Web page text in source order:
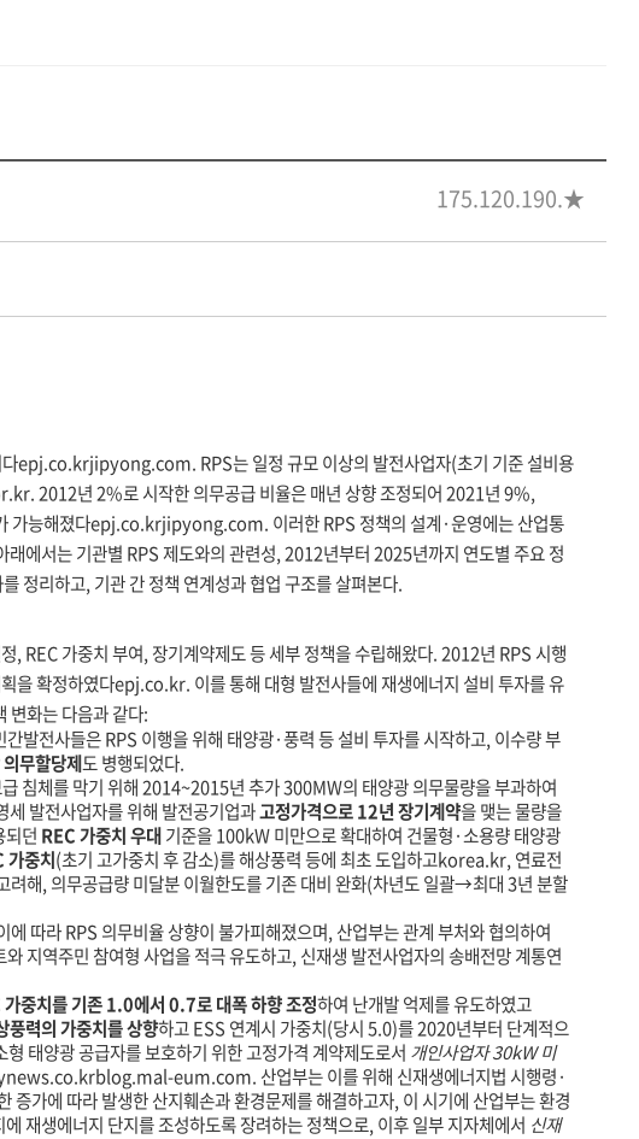
이용안내 행사안내
175.120.190.★
epj.co.krjipyong.com. RPS는 일정 규모 이상의 발전사업자(초기 기준 설비용
. 2012년 2%로 시작한 의무공급 비율은 매년 상향 조정되어 2021년 9%,
가능해졌다epj.co.krjipyong.com. 이러한 RPS 정책의 설계·운영에는 산업통
래에서는 기관별 RPS 제도와의 관련성, 2012년부터 2025년까지 연도별 주요 정
정리하고, 기관 간 정책 연계성과 협업 구조를 살펴본다.
REC 가중치 부여, 장기계약제도 등 세부 정책을 수립해왔다. 2012년 RPS 시행
을 확정하였다epj.co.kr. 이를 통해 대형 발전사들에 재생에너지 설비 투자를 유
변화는 다음과 같다:
발전사들은 RPS 이행을 위해 태양광·풍력 등 설비 투자를 시작하고, 이수량 부
무할당제도 병행되었다.
침체를 막기 위해 2014~2015년 추가 300MW의 태양광 의무물량을 부과하여
발전사업자를 위해 발전공기업과고정가격으로 12년 장기계약을 맺는 물량을
던 REC 가중치 우대기준을 100kW 미만으로 확대하여 건물형·소용량 태양광
가중치(초기 고가중치 후 감소)를 해상풍력 등에 최초 도입하고korea.kr, 연료전
려해, 의무공급량 미달분 이월한도를 기존 대비 완화(차년도 일괄→최대 3년 분할
에 따라 RPS 의무비율 상향이 불가피해졌으며, 산업부는 관계 부처와 협의하여
지역주민 참여형 사업을 적극 유도하고, 신재생 발전사업자의 송배전망 계통연
중치를 기존 1.0에서 0.7로 대폭 하향 조정하여 난개발 억제를 유도하였고
풍력의 가중치를 상향하고 ESS 연계시 가중치(당시 5.0)를 2020년부터 단계적으
태양광 공급자를 보호하기 위한 고정가격 계약제도로서 개인사업자 30kW 미
blog.mal-eum.com. 산업부는 이를 위해 신재생에너지법 시행령·
가에 따라 발생한 산지훼손과 환경문제를 해결하고자, 이 시기에 산업부는 환경
재생에너지 단지를 조성하도록 장려하는 정책으로, 이후 일부 지자체에서 신재